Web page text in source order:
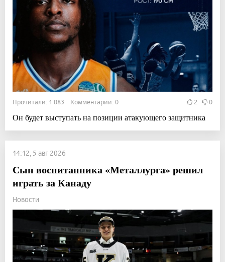
Прочитали: 1 083 Комментарии: 0 2 0
Он будет выступать на позиции атакующего защитника
14:12, 5 авг 2026
Сын воспитанника «Металлурга» решил
играть за Канаду
Новости